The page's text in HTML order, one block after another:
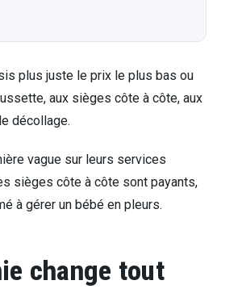
plus juste le prix le plus bas ou
aux sièges côte à côte, aux
décollage.
vague sur leurs services
sièges côte à côte sont payants,
à gérer un bébé en pleurs.
change tout